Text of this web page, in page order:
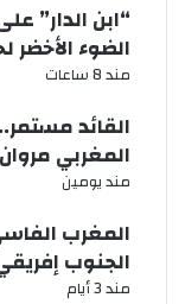
“ابن الدار”
الضوء
مند 8 ساعات
القائد
المغربي
مند يومين
المغرب
الجنوب
مند 3 أيام